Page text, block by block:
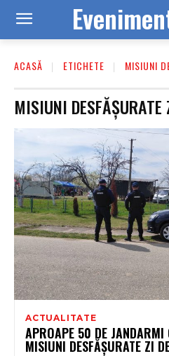
ACASĂ ETICHETE MISIUNI
MISIUNI DESFĂȘURATE
ACTUALITATE
APROAPE 50 DE
MISIUNI DESFĂȘURATE ZI